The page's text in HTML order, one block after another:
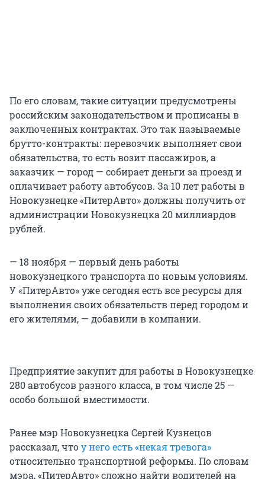
По его словам, такие ситуации предусмотрены
российским законодательством и прописаны в
заключенных контрактах. Это так называемые
брутто-контракты: перевозчик выполняет свои
обязательства, то есть возит пассажиров, а
заказчик — город — собирает деньги за проезд и
оплачивает работу автобусов. За 10 лет работы в
Новокузнецке «ПитерАвто» должны получить от
администрации Новокузнецка 20 миллиардов
рублей.
— 18 ноября — первый день работы
новокузнецкого транспорта по новым условиям.
У «ПитерАвто» уже сегодня есть все ресурсы для
выполнения своих обязательств перед городом и
его жителями, — добавили в компании.
Предприятие закупит для работы в Новокузнецке
280 автобусов разного класса, в том числе 25 —
особо большой вместимости.
Ранее мэр Новокузнецка Сергей Кузнецов
рассказал, чтоу него есть «некая тревога»
относительно транспортной реформы. По словам
мэра, «ПитерАвто» сложно найти водителей на